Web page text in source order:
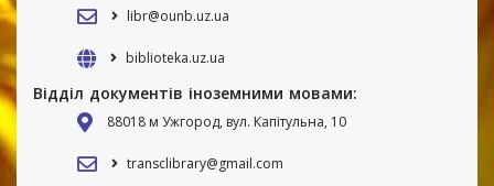
libr@ounb.uz.ua
biblioteka.uz.ua
Відділ документів іноземними мовами:
88018 м Ужгород, вул. Капітульна, 10
transclibrary@gmail.com